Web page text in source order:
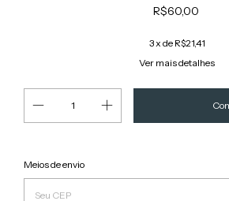
R$60,00
3x de R$21,41
Ver mais detalhes
Entregas para o CEP:
Meios de envio